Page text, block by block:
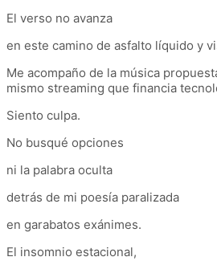
El verso no avanza
en este camino de asfalto líquido y
Me acompaño de la música
mismo streaming que financia
Siento culpa.
No busqué opciones
ni la palabra oculta
detrás de mi poesía paralizada
en garabatos exánimes.
El insomnio estacional,